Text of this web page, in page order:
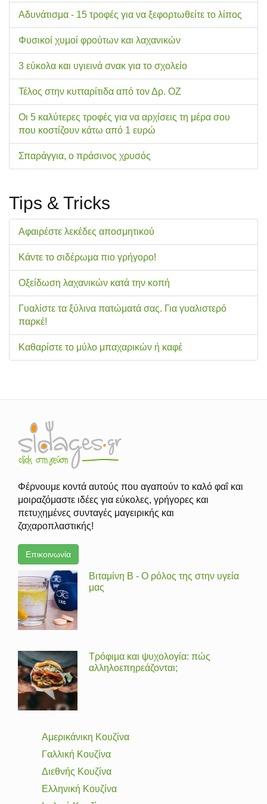
Αδυνάτισμα - 15 τροφές για να ξεφορτωθείτε το λίπος
Φυσικοί χυμοί φρούτων και λαχανικών
3 εύκολα και υγιεινά σνακ για το σχολείo
Τέλος στην κυτταρίτιδα από τον Δρ. ΟΖ
Οι 5 καλύτερες τροφές για να αρχίσεις τη μέρα σου
που κοστίζουν κάτω από 1 ευρώ
Σπαράγγια, ο πράσινος χρυσός
Tips & Tricks
Αφαιρέστε λεκέδες αποσμητικού
Κάντε το σιδέρωμα πιο γρήγορο!
Οξείδωση λαχανικών κατά την κοπή
Γυαλίστε τα ξύλινα πατώματά σας. Για γυαλιστερό
παρκέ!
Καθαρίστε το μύλο μπαχαρικών ή καφέ
Φέρνουμε κοντά αυτούς που αγαπούν το καλό φαΐ και
μοιραζόμαστε ιδέες για εύκολες, γρήγορες και
πετυχημένες συνταγές μαγειρικής και
ζαχαροπλαστικής!
Επικοινωνία
Βιταμίνη Β - Ο ρόλος της στην υγεία
μας
Τρόφιμα και ψυχολογία: πώς
αλληλοεπηρεάζονται;
Αμερικάνικη Κουζίνα
Γαλλική Κουζίνα
Διεθνής Κουζίνα
Ελληνική Κουζίνα